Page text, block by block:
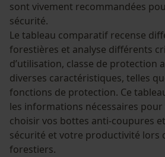
sont vivement recommandées
sécurité.
Le tableau comparatif recense
forestières et analyse différents
d’utilisation, classe de protection
diverses caractéristiques, telles
fonctions de protection. Ce
les informations nécessaires
choisir vos bottes anti-coupures
sécurité et votre productivité lors
forestiers.